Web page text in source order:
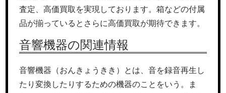
査定、高価買取を実現しております。箱などの付属
品が揃っているとさらに高価買取が期待できます。
音響機器の関連情報
音響機器（おんきょうきき）とは、音を録音再生し
たり変換したりするための機器のことをいう。ま